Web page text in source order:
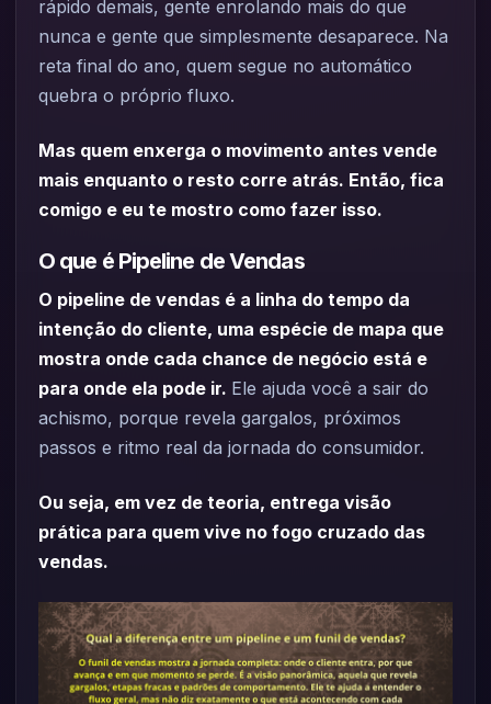
rápido demais, gente enrolando mais do que
nunca e gente que simplesmente desaparece. Na
reta final do ano, quem segue no automático
quebra o próprio fluxo.
Mas quem enxerga o movimento antes vende
mais enquanto o resto corre atrás. Então, fica
comigo e eu te mostro como fazer isso.
O que é Pipeline de Vendas
O pipeline de vendas é a linha do tempo da
intenção do cliente, uma espécie de mapa que
mostra onde cada chance de negócio está e
para onde ela pode ir. Ele ajuda você a sair do
achismo, porque revela gargalos, próximos
passos e ritmo real da jornada do consumidor.
Ou seja, em vez de teoria, entrega visão
prática para quem vive no fogo cruzado das
vendas.